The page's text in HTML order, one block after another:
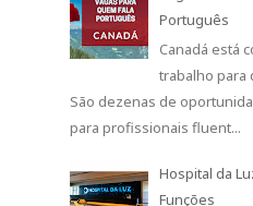
Português
Canadá está
trabalho para
São dezenas de
para profissionais fluent...
Hospital da
Funções